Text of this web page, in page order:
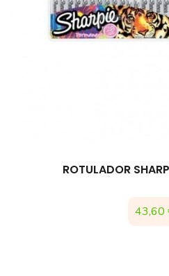
ROTULADOR
Precio
43,60